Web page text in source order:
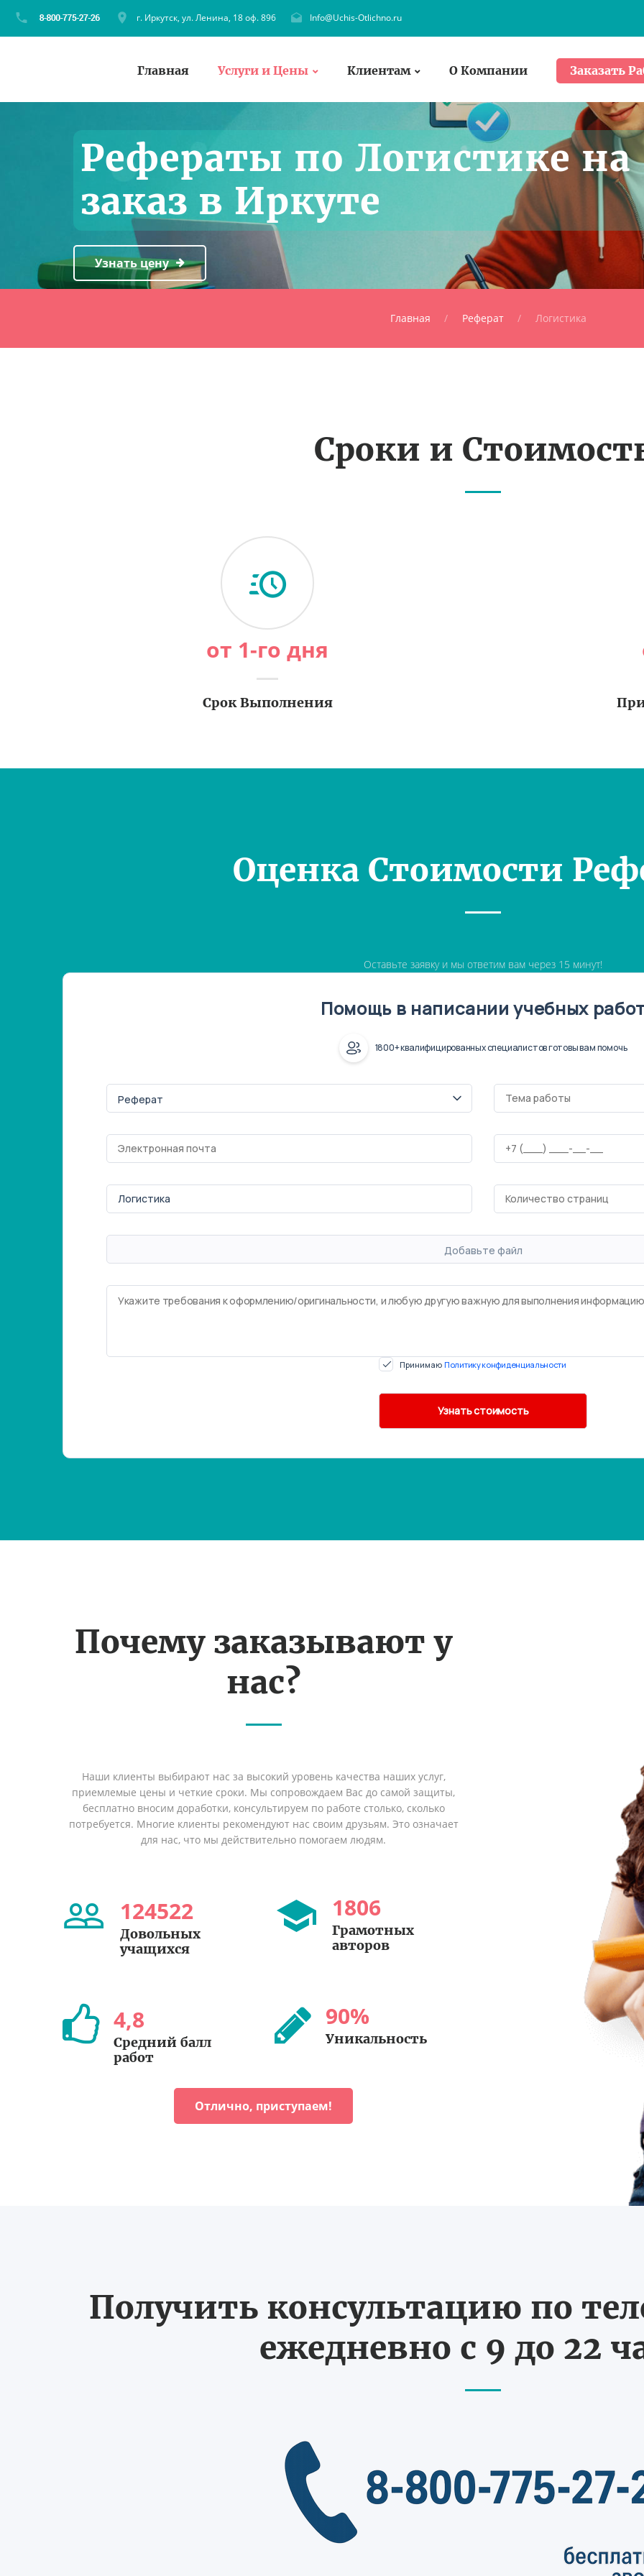
г. Иркутск, ул. Ленина, 18 оф. 896 Info@Uchis-Otlichno.ru
Главная Услуги и Цены Клиентам О Компании Заказать
Рефераты по Логистике на
заказ в Иркуте
Узнать цену
Главная Реферат Логистика
Сроки и
от 1-го дня
Срок Выполнения
Оценка Стоимости
Оставьте заявку и мы ответим вам через 15 минут!
Помощь в написании учебных
1800+ квалифицированных специалистов готовы вам помочь
Добавьте файл
Принимаю Политику конфиденциальности
Почему заказывают у
нас?
Наши клиенты выбирают нас за высокий уровень качества наших услуг,
приемлемые цены и четкие сроки. Мы сопровождаем Вас до самой защиты,
бесплатно вносим доработки, консультируем по работе столько, сколько
потребуется. Многие клиенты рекомендуют нас своим друзьям. Это означает
для нас, что мы действительно помогаем людям.
124522
Довольных
учащихся
1806
Грамотных
авторов
4,8
Cредний балл
работ
90%
Уникальность
Отлично, приступаем!
Получить консультацию по
ежедневно с 9 до 22